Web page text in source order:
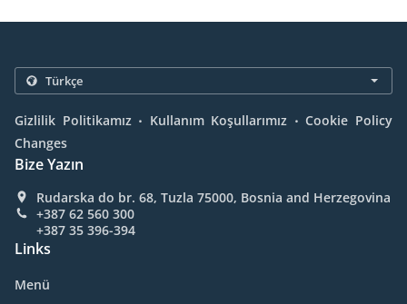
Gizlilik Politikamız . Kullanım Koşullarımız . Cookie Policy
Changes
Bize Yazın
Rudarska do br. 68, Tuzla 75000, Bosnia and Herzegovina
+387 62 560 300
+387 35 396-394
Links
Menü